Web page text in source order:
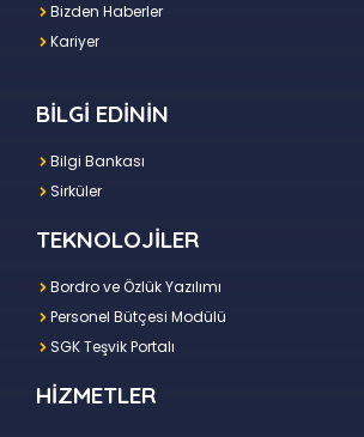
Bizden Haberler
Kariyer
BİLGİ EDİNİN
Bilgi Bankası
Sirküler
TEKNOLOJİLER
Bordro ve Özlük Yazılımı
Personel Bütçesi Modülü
SGK Teşvik Portalı
HİZMETLER